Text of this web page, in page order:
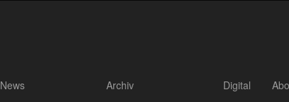
News
Archiv
Digital Abo